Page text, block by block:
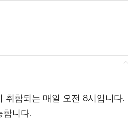
취합되는 매일 오전 8시입니다.
합니다.